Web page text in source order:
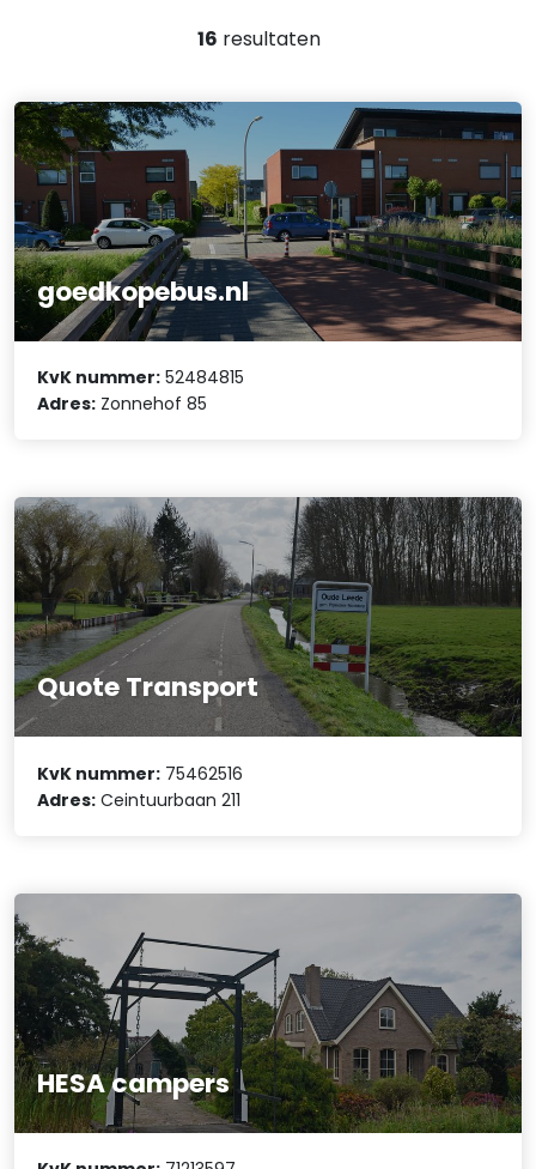
16 resultaten
goedkopebus.nl
KvK nummer: 52484815
Adres: Zonnehof 85
Quote Transport
KvK nummer: 75462516
Adres: Ceintuurbaan 211
HESA campers